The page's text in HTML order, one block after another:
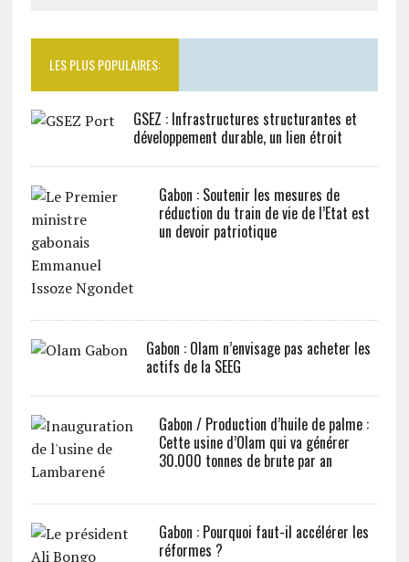
LES PLUS POPULAIRES:
GSEZ : Infrastructures structurantes et
développement durable, un lien étroit
Gabon : Soutenir les mesures de
réduction du train de vie de l’Etat est
un devoir patriotique
Gabon : Olam n’envisage pas acheter les
actifs de la SEEG
Gabon / Production d’huile de palme :
Cette usine d’Olam qui va générer
30.000 tonnes de brute par an
Gabon : Pourquoi faut-il accélérer les
réformes ?